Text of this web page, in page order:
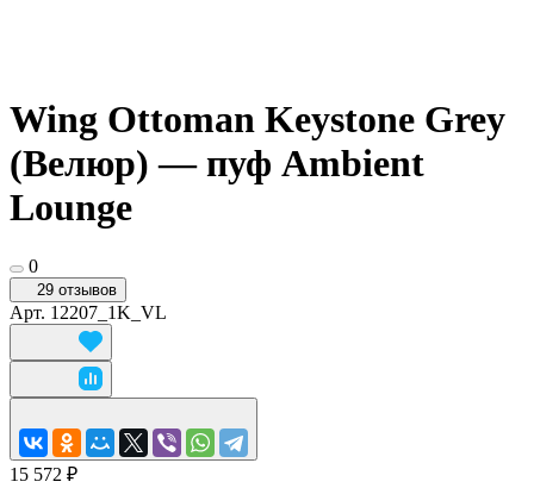
Wing Ottoman Keystone Grey
(Велюр) — пуф Ambient
Lounge
0
29 отзывов
Арт. 12207_1K_VL
15 572 ₽